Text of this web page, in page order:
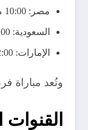
مصر: 10:00 مساءً.
السعودية: 11:00 مساءً.
الإمارات: 12:00 منتصف الليل.
وتُعد مباراة
القنوات